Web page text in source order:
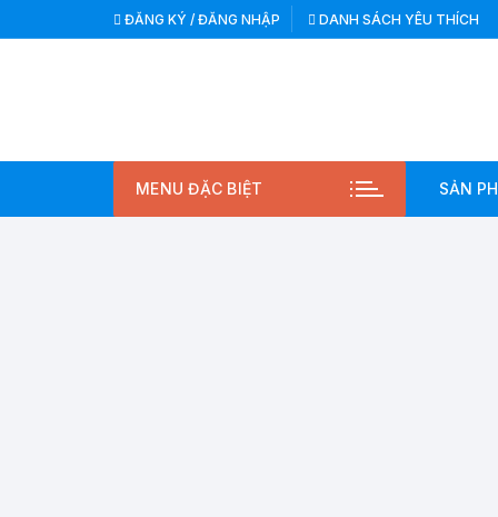
tới
ĐĂNG KÝ / ĐĂNG NHẬP DANH SÁCH YÊU THÍCH
MENU ĐẶC BIỆT SẢN